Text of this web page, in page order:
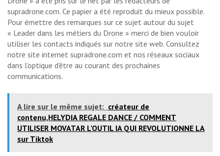
supradrone.com. Ce papier a été reproduit du mieux possible.
Pour émettre des remarques sur ce sujet autour du sujet
« Leader dans les métiers du Drone » merci de bien vouloir
utiliser les contacts indiqués sur notre site web. Consultez
notre site internet supradrone.com et nos réseaux sociaux
dans l’optique d’être au courant des prochaines
communications.
A lire sur le même sujet: créateur de
contenu,HELYDIA REGALE DANCE / COMMENT
UTILISER MOVATAR L’OUTIL IA QUI REVOLUTIONNE LA
sur Tiktok